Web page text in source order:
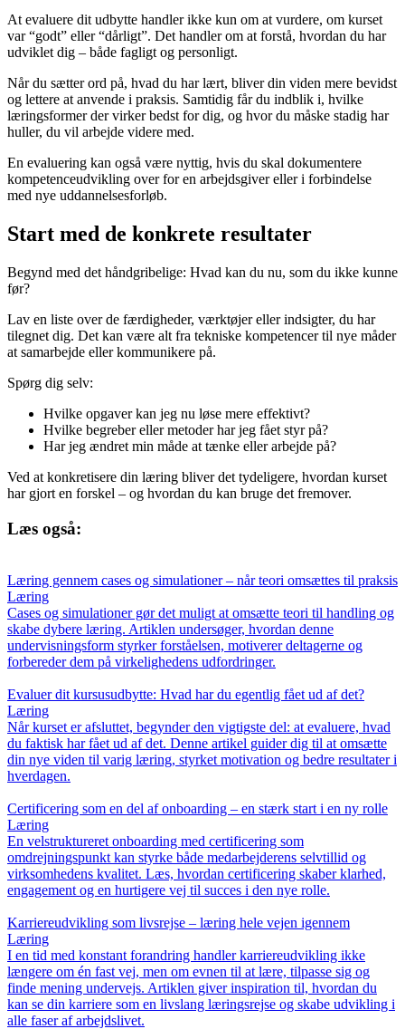
At evaluere dit udbytte handler ikke kun om at vurdere, om kurset
var “godt” eller “dårligt”. Det handler om at forstå, hvordan du har
udviklet dig – både fagligt og personligt.
Når du sætter ord på, hvad du har lært, bliver din viden mere bevidst
og lettere at anvende i praksis. Samtidig får du indblik i, hvilke
læringsformer der virker bedst for dig, og hvor du måske stadig har
huller, du vil arbejde videre med.
En evaluering kan også være nyttig, hvis du skal dokumentere
kompetenceudvikling over for en arbejdsgiver eller i forbindelse
med nye uddannelsesforløb.
Start med de konkrete resultater
Begynd med det håndgribelige: Hvad kan du nu, som du ikke kunne
før?
Lav en liste over de færdigheder, værktøjer eller indsigter, du har
tilegnet dig. Det kan være alt fra tekniske kompetencer til nye måder
at samarbejde eller kommunikere på.
Spørg dig selv:
Hvilke opgaver kan jeg nu løse mere effektivt?
Hvilke begreber eller metoder har jeg fået styr på?
Har jeg ændret min måde at tænke eller arbejde på?
Ved at konkretisere din læring bliver det tydeligere, hvordan kurset
har gjort en forskel – og hvordan du kan bruge det fremover.
Læs også:
Læring gennem cases og simulationer – når teori omsættes til praksis
Læring
Cases og simulationer gør det muligt at omsætte teori til handling og
skabe dybere læring. Artiklen undersøger, hvordan denne
undervisningsform styrker forståelsen, motiverer deltagerne og
forbereder dem på virkelighedens udfordringer.
Evaluer dit kursusudbytte: Hvad har du egentlig fået ud af det?
Læring
Når kurset er afsluttet, begynder den vigtigste del: at evaluere, hvad
du faktisk har fået ud af det. Denne artikel guider dig til at omsætte
din nye viden til varig læring, styrket motivation og bedre resultater i
hverdagen.
Certificering som en del af onboarding – en stærk start i en ny rolle
Læring
En velstruktureret onboarding med certificering som
omdrejningspunkt kan styrke både medarbejderens selvtillid og
virksomhedens kvalitet. Læs, hvordan certificering skaber klarhed,
engagement og en hurtigere vej til succes i den nye rolle.
Karriereudvikling som livsrejse – læring hele vejen igennem
Læring
I en tid med konstant forandring handler karriereudvikling ikke
længere om én fast vej, men om evnen til at lære, tilpasse sig og
finde mening undervejs. Artiklen giver inspiration til, hvordan du
kan se din karriere som en livslang læringsrejse og skabe udvikling i
alle faser af arbejdslivet.